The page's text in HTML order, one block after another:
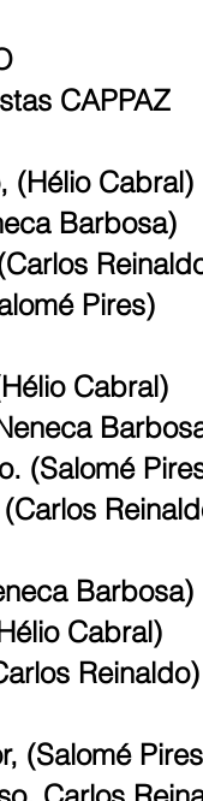
CAPPAZ
(Hélio Cabral)
Barbosa)
Pires)
Cabral)
(Salomé
Barbosa)
Cabral)
Reinaldo)
(Salomé